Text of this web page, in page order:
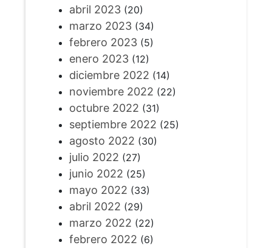
abril 2023(20)
marzo 2023(34)
febrero 2023(5)
enero 2023(12)
diciembre 2022 (14)
noviembre 2022 (22)
octubre 2022 (31)
septiembre 2022 (25)
agosto 2022 (30)
julio 2022 (27)
junio 2022 (25)
mayo 2022 (33)
abril 2022 (29)
marzo 2022 (22)
febrero 2022 (6)